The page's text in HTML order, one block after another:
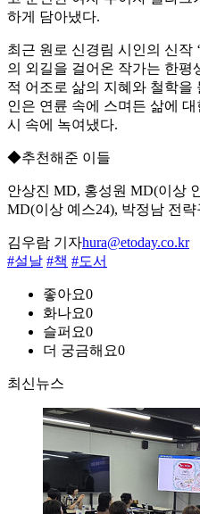
하게 담아냈다.
최근 원로 신경림 시인의 신작
의 외길을 걸어온 작가는 한평
적 어조로 삶의 지혜와 철학을
인은 연륜 속에 스며든 삶에
시 속에 녹여냈다.
◆추천해준 이들
안상진 MD, 홍성원 MD(이상
MD(이상 예스24), 박정남 전
김우람 기자hura@etoday.co.kr
#설날 #책 #도서
좋아요0
화나요0
슬퍼요0
더 궁금해요0
최신뉴스